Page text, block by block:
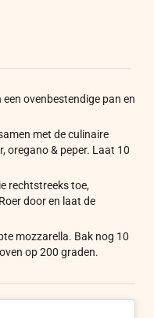
ovenbestendige pan en
met de culinaire
oregano & peper. Laat 10
rechtstreeks toe,
door en laat de
mozzarella. Bak nog 10
op 200 graden.